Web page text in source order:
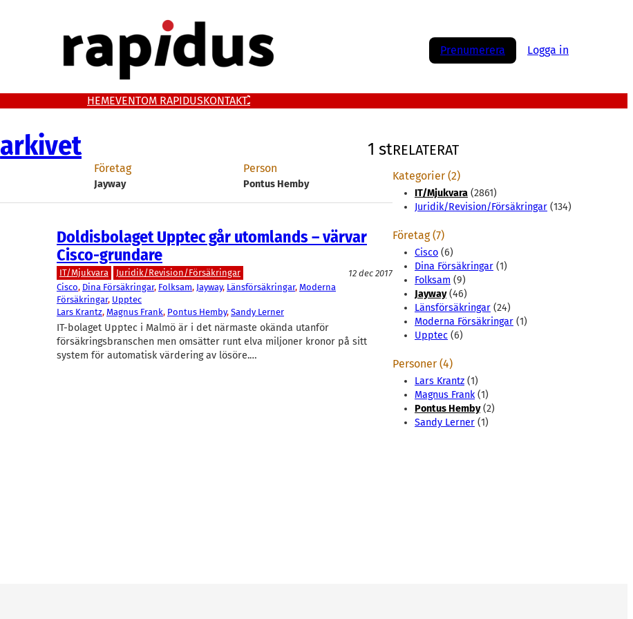
Prenumerera Logga in
HEMEVENTOM RAPIDUSKONTAKT
arkivet 1 st
Företag
Jayway
Person
Pontus Hemby
Doldisbolaget Upptec går utomlands – värvar
Cisco-grundare
IT/Mjukvara Juridik/Revision/Försäkringar
12 dec 2017
Cisco, Dina Försäkringar, Folksam, Jayway, Länsförsäkringar, Moderna
Försäkringar, Upptec
Lars Krantz, Magnus Frank, Pontus Hemby, Sandy Lerner
IT-bolaget Upptec i Malmö är i det närmaste okända utanför
försäkringsbranschen men omsätter runt elva miljoner kronor på sitt
system för automatisk värdering av lösöre.…
RELATERAT
Kategorier (2)
IT/Mjukvara (2861)
Juridik/Revision/Försäkringar (134)
Företag (7)
Cisco (6)
Dina Försäkringar (1)
Folksam (9)
Jayway(46)
Länsförsäkringar (24)
Moderna Försäkringar (1)
Upptec (6)
Personer (4)
Lars Krantz (1)
Magnus Frank(1)
Pontus Hemby(2)
Sandy Lerner (1)